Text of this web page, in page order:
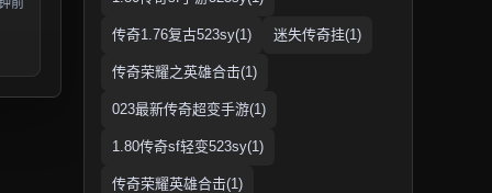
传奇1.76复古523sy(1) 迷失传奇挂(1)
传奇荣耀之英雄合击(1)
023最新传奇超变手游(1)
1.80传奇sf轻变523sy(1)
传奇荣耀英雄合击(1)